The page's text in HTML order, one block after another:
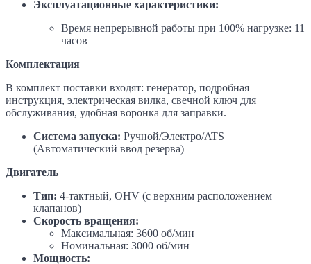
Эксплуатационные характеристики:
Время непрерывной работы при 100% нагрузке: 11
часов
Комплектация
В комплект поставки входят: генератор, подробная
инструкция, электрическая вилка, свечной ключ для
обслуживания, удобная воронка для заправки.
Система запуска: Ручной/Электро/ATS
(Автоматический ввод резерва)
Двигатель
Тип: 4-тактный, OHV (с верхним расположением
клапанов)
Скорость вращения:
Максимальная: 3600 об/мин
Номинальная: 3000 об/мин
Мощность: